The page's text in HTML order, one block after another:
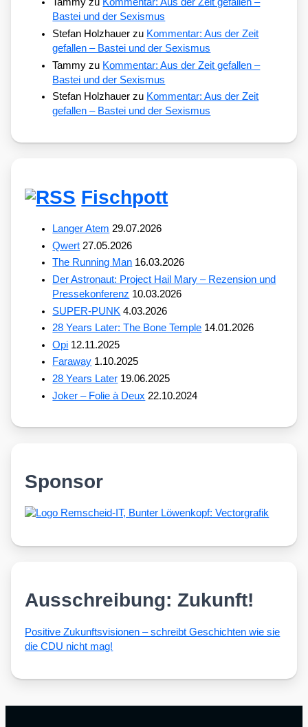
Tammy zu Kommentar: Aus der Zeit gefallen –
Bastei und der Sexismus
Stefan Holzhauer zu Kommentar: Aus der Zeit
gefallen – Bastei und der Sexismus
Tammy zu Kommentar: Aus der Zeit gefallen –
Bastei und der Sexismus
Stefan Holzhauer zu Kommentar: Aus der Zeit
gefallen – Bastei und der Sexismus
Fischpott
Langer Atem 29.07.2026
Qwert 27.05.2026
The Running Man 16.03.2026
Der Astronaut: Project Hail Mary – Rezension und
Pressekonferenz 10.03.2026
SUPER-PUNK 4.03.2026
28 Years Later: The Bone Temple 14.01.2026
Opi 12.11.2025
Faraway 1.10.2025
28 Years Later 19.06.2025
Joker – Folie à Deux 22.10.2024
Sponsor
Ausschreibung: Zukunft!
Posi­ti­ve Zukunfts­vi­sio­nen – schreibt Geschich­ten wie sie
die CDU nicht mag!